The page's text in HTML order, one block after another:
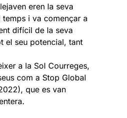
eren la seva
i va començar a
difícil de la seva
el seu potencial, tant
a la Sol Courreges,
com a Stop Global
que es van